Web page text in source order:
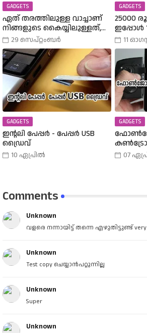
GADGETS
ഏത് തരത്തിലുള്ള വാച്ചാണ്
നിങ്ങളുടെ കൈയ്യിലുള്ളത്,
അത് എങ്ങനെ
തിരഞ്ഞെടുത്തു? വിവിധ
തരത്തിലുള്ള വാച്ചുകൾ
പരിചയപ്പെടാം.
29 സെപ്റ്റംബർ
GADGETS
25000
ഇപ്പോൾ
വാങ്ങാം |
Buy A
Rupees |
11
GADGETS
ഇന്റലി പേപ്പർ - പേപ്പർ USB
ഡ്രൈവ്
10 ഏപ്രിൽ
GADGETS
07
Comments
Unknown
വളരെ നന്നായിട്ട് തന്നെ എഴുതിട്ടുണ്ട് very
Unknown
Test copy ചെയ്യാൻപറ്റുന്നില്ല
Unknown
Super
Unknown